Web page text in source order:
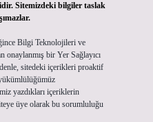
Sitemizdeki bilgiler taslak
Bilgi Teknolojileri ve
bir Yer Sağlayıcı
sitedeki içerikleri proaktif
yazdıkları içeriklerin
üye olarak bu sorumluluğu